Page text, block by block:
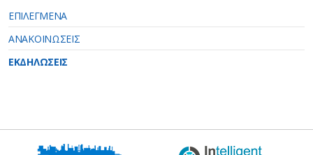
ΕΠΙΛΕΓΜΕΝΑ
ΑΝΑΚΟΙΝΩΣΕΙΣ
ΕΚΔΗΛΩΣΕΙΣ